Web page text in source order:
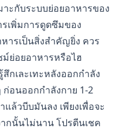
ะกับระบบย่อยอาหารของ
เพิ่มการดูดซึมของ
ารเป็นสิ่งสำคัญยิ่ง ควร
ม์ย่อยอาหารหรือไฮ
กเละเทะหลังออกกำลัง
ก่อนออกกำลังกาย 1-2
ล้วบีบมันลง เพียงเพื่อจะ
กนั้นไม่นาน โปรตีนเชค